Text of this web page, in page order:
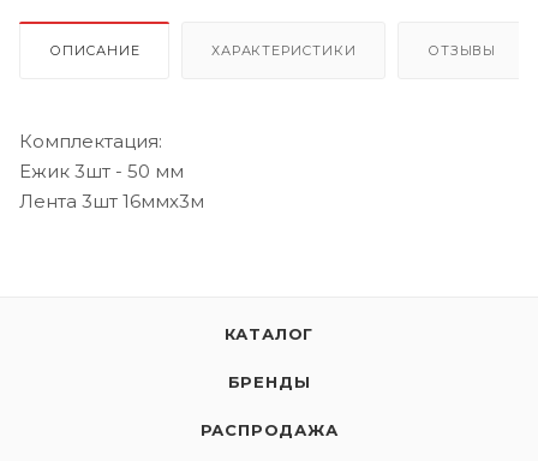
ОПИСАНИЕ ХАРАКТЕРИСТИКИ ОТЗЫВЫ
Комплектация:
Ежик 3шт - 50 мм
Лента 3шт 16ммх3м
КАТАЛОГ
БРЕНДЫ
РАСПРОДАЖА